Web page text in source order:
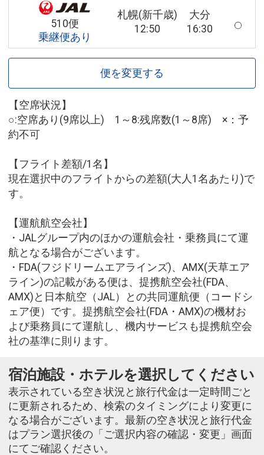
510便
乗継便あり
札幌(新千歳)
12:50
大分
16:30
便を変更する
【空席状況】
○:空席あり(9席以上) 1～8:残席数(1～8席) ×：予
約不可
【フライト差額/1名】
現在選択中のフライトからの差額(大人1名あたり)で
す。
【運航航空会社】
・JALグループ内のほかの運航会社・乗務員にて運
航となる場合がございます。
・FDA(フジドリームエアラインズ)、AMX(天草エア
ライン)の記載がある便は、提携航空会社(FDA、
AMX)と日本航空（JAL）との共同運航便（コードシ
ェア便）です。提携航空会社(FDA・AMX)の機材お
よび乗務員にて運航し、機内サービスも提携航空会
社の基準に則ります。
宿泊施設・ホテルを選択してください
表示されている空き状況と旅行代金は一定時間ごと
に更新されるため、検索のタイミングにより変更に
なる場合がございます。最新の空き状況と旅行代金
はプラン選択後の「ご選択内容の確認・変更」画面
にてご確認ください。